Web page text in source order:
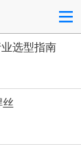
选型指南